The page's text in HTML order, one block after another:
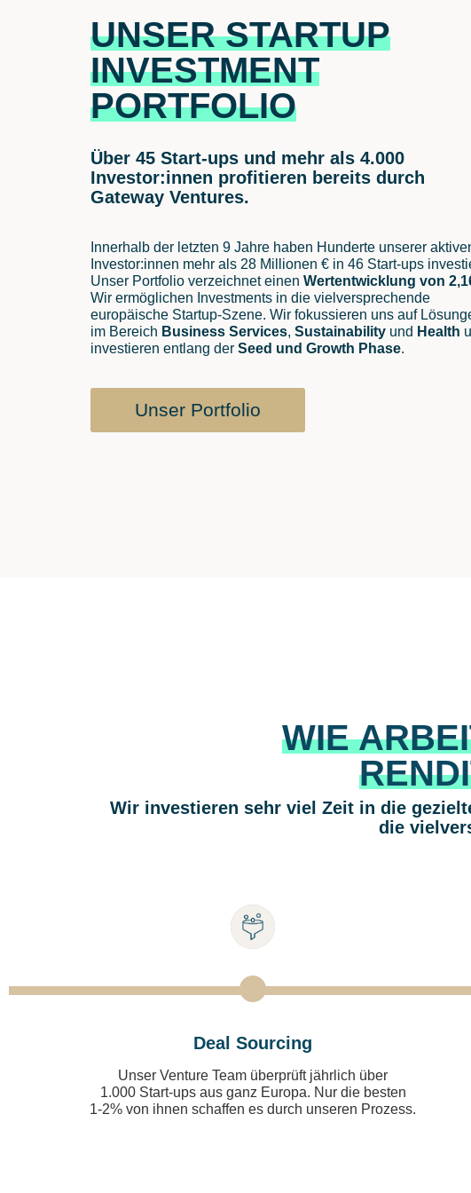
UNSER STARTUP
INVESTMENT
PORTFOLIO
Über 45 Start-ups und mehr als 4.000
Investor:innen profitieren bereits durch
Gateway Ventures.
Innerhalb der letzten 9 Jahre haben Hunderte unserer
Investor:innen mehr als 28 Millionen € in 46 Start-ups
Unser Portfolio verzeichnet einen Wertentwicklung von
Wir ermöglichen Investments in die vielversprechende
europäische Startup-Szene. Wir fokussieren uns auf
im Bereich Business Services, Sustainability und Health
investieren entlang der Seed und Growth Phase.
Unser Portfolio
WIE
Wir investieren sehr viel Zeit in die
die
Deal Sourcing
Unser Venture Team überprüft jährlich über
1.000 Start-ups aus ganz Europa. Nur die besten
1-2% von ihnen schaffen es durch unseren Prozess.